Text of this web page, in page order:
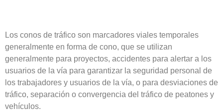
Los conos de tráfico son marcadores viales temporales
generalmente en forma de cono, que se utilizan
generalmente para proyectos, accidentes para alertar a los
usuarios de la vía para garantizar la seguridad personal de
los trabajadores y usuarios de la vía, o para desviaciones de
tráfico, separación o convergencia del tráfico de peatones y
vehículos.